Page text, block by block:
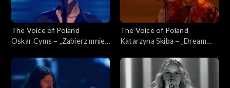
The Voice of Poland
Oskar Cyms – „Zabierz mnie”,
8 listopada 2025
The Voice of Poland
Katarzyna Skiba – „Dream
Live 1, 8 listopada 2025